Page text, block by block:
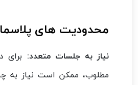
محدودیت های پلاسما
نیاز به جلسات متعدد: برای
مطلوب، ممکن است نیاز به